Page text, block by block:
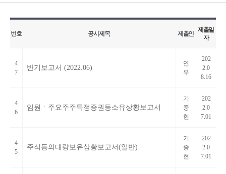
번호 공시제목 제출인
제출일
자
4
7
반기보고서 (2022.06)
연
우
202
2.0
8.16
4
6
임원ㆍ주요주주특정증권등소유상황보고서
기
중
현
202
2.0
7.01
4
5
주식등의대량보유상황보고서(일반)
기
중
현
202
2.0
7.01